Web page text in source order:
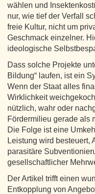
wählen und
nur, wie tief der Verfall
freie Kultur, nicht um
Geschmack einzelner.
ideologische
Dass solche Projekte
Bildung“ laufen, ist ein
Wenn der Staat alles
Wirklichkeit
nützlich, wahr oder
Fördermilieu gerade als
Die Folge ist eine
Leistung wird besteuert,
parasitäre
gesellschaftlicher
Der Artikel trifft einen
Entkopplung von